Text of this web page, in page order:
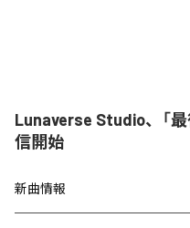
Lunaverse Studio、「
信開始
新曲情報